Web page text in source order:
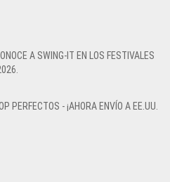
A SWING-IT EN LOS FESTIVALES
PERFECTOS - ¡AHORA ENVÍO A EE.UU.